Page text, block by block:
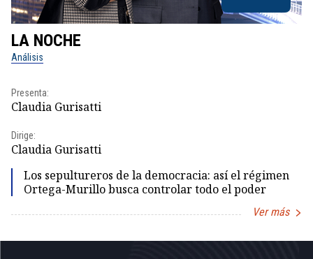
LA NOCHE
Análisis
Presenta:
Claudia Gurisatti
Dirige:
Claudia Gurisatti
Los sepultureros de la democracia: así el régimen
Ortega-Murillo busca controlar todo el poder
Ver más
1